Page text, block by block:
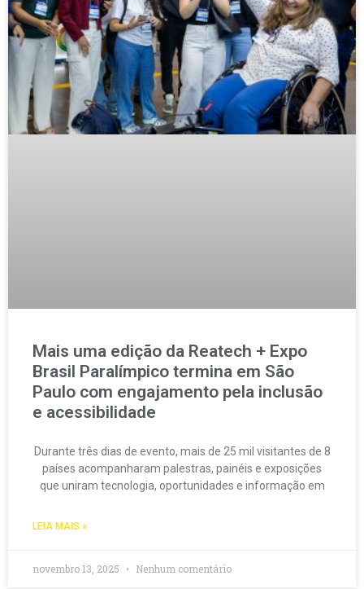
Mais uma edição da Reatech + Expo
Brasil Paralímpico termina em São
Paulo com engajamento pela inclusão
e acessibilidade
Durante três dias de evento, mais de 25 mil visitantes de 8
países acompanharam palestras, painéis e exposições
que uniram tecnologia, oportunidades e informação em
LEIA MAIS »
novembro 13, 2025 Nenhum comentário